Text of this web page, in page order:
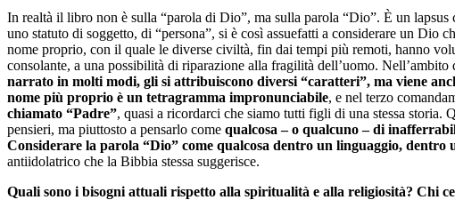
In realtà il libro non è sulla “parola di Dio”, ma sulla parola “Dio”. È un lapsus
uno statuto di soggetto, di “persona”, si è così assuefatti a considerare un Dio
nome proprio, con il quale le diverse civiltà, fin dai tempi più remoti, hanno
consolante, a una possibilità di riparazione alla fragilità dell’uomo.
narrato in molti modi, gli si attribuiscono diversi “caratteri”, ma viene
nome più proprio è un tetragramma impronunciabile, e nel terzo
chiamato “Padre”, quasi a ricordarci che siamo tutti figli di una stessa
pensieri, ma piuttosto a pensarlo come qualcosa – o qualcuno – di
Considerare la parola “Dio” come qualcosa dentro un linguaggio, dentro
antiidolatrico che la Bibbia stessa suggerisce.
Quali sono i bisogni attuali rispetto alla spiritualità e alla religiosità? Chi